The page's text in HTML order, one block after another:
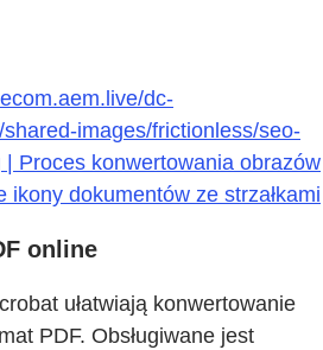
dc-
images/frictionless/seo-
Proces konwertowania obrazów
dokumentów ze strzałkami
online
ułatwiają konwertowanie
PDF. Obsługiwane jest